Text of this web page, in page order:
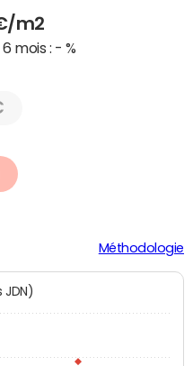
m2
mois : - %
Méthodologie
JDN)